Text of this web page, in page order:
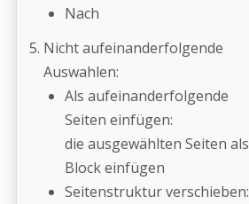
Nach
Nicht aufeinanderfolgende
Auswahlen:
Als aufeinanderfolgende
Seiten einfügen:
die ausgewählten Seiten als
Block einfügen
Seitenstruktur verschieben: